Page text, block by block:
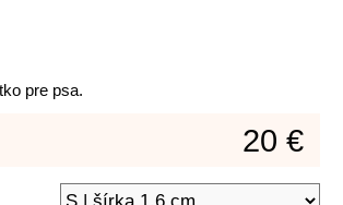
pre psa.
20 €